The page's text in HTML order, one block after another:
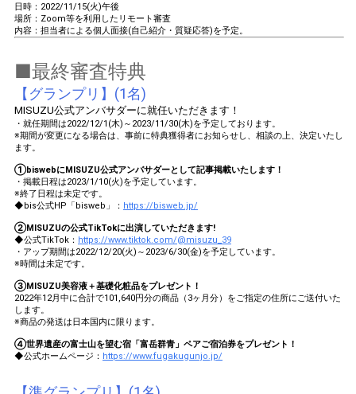
日時：2022/11/15(火)午後
場所：Zoom等を利用したリモート審査
内容：担当者による個人面接(自己紹介・質疑応答)を予定。
■最終審査特典
【グランプリ】(1名)
MISUZU公式アンバサダーに就任いただきます！
・就任期間は2022/12/1(木)～2023/11/30(木)を予定しております。
※期間が変更になる場合は、事前に特典獲得者にお知らせし、相談の上、決定いたし
ます。
①biswebにMISUZU公式アンバサダーとして記事掲載いたします！
・掲載日程は2023/1/10(火)を予定しています。
※終了日程は未定です。
◆bis公式HP「bisweb」： https://bisweb.jp/
②MISUZUの公式TikTokに出演していただきます!
◆公式TikTok： https://www.tiktok.com/@misuzu_39
・アップ期間は2022/12/20(火)～2023/6/30(金)を予定しています。
※時間は未定です。
③MISUZU美容液＋基礎化粧品をプレゼント！
2022年12月中に合計で101,640円分の商品（3ヶ月分）をご指定の住所にご送付いた
します。
※商品の発送は日本国内に限ります。
④世界遺産の富士山を望む宿「富岳群青」ペアご宿泊券をプレゼント！
◆公式ホームページ： https://www.fugakugunjo.jp/